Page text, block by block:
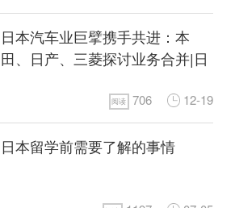
日本汽车业巨擘携手共进：本
田、日产、三菱探讨业务合并|日
阅读 706 12-19
日本留学前需要了解的事情